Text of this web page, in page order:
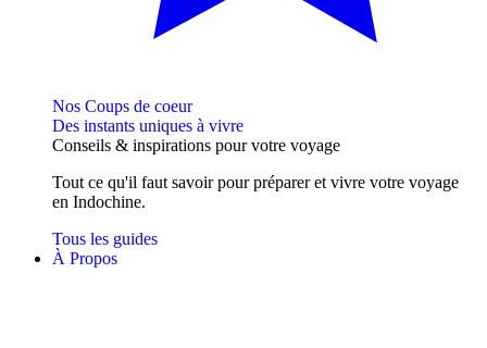
Nos Coups de coeur
Des instants uniques à vivre
Conseils & inspirations pour votre voyage
Tout ce qu'il faut savoir pour préparer et vivre votre voyage
en Indochine.
Tous les guides
À Propos